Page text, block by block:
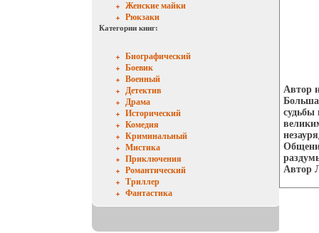
Женские майки
Рюкзаки
Категории книг:
Биографический
Боевик
Военный
Детектив
Драма
Исторический
Комедия
Криминальный
Мистика
Приключения
Романтический
Триллер
Фантастика
Автор
судьбы
Автор